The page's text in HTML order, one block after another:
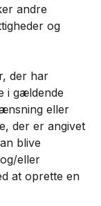
andre
og
der har
i gældende
eller
der er angivet
blive
eller
at oprette en